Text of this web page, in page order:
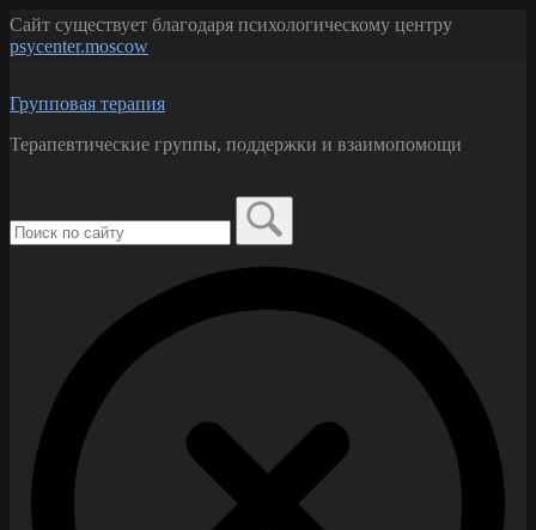
Перейти
к
содержанию
Сайт существует благодаря психологическому центру
psycenter.moscow
Групповая терапия
Терапевтические группы, поддержки и взаимопомощи
по: